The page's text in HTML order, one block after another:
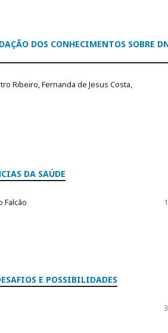
DOS CONHECIMENTOS SOBRE
Ribeiro, Fernanda de Jesus Costa,
DA SAÚDE
Falcão
E POSSIBILIDADES